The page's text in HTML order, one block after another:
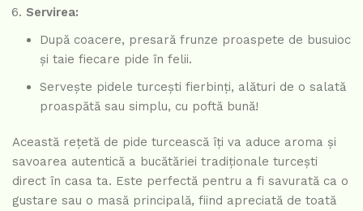
Servirea:
După coacere, presară frunze proaspete de busuioc
și taie fiecare pide în felii.
Servește pidele turcești fierbinți, alături de o salată
proaspătă sau simplu, cu poftă bună!
Această rețetă de pide turcească îți va aduce aroma și
savoarea autentică a bucătăriei tradiționale turcești
direct în casa ta. Este perfectă pentru a fi savurată ca o
gustare sau o masă principală, fiind apreciată de toată